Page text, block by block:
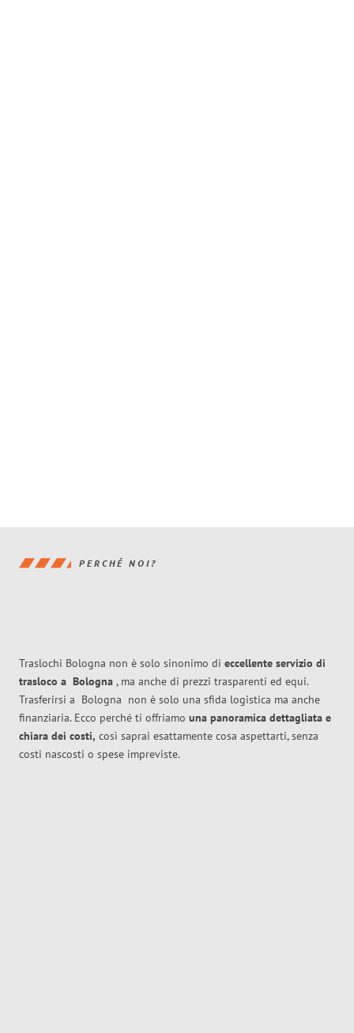
PERCHÉ NOI?
Traslochi Bologna non è solo sinonimo di eccellente servizio di
trasloco a Bologna , ma anche di prezzi trasparenti ed equi.
Trasferirsi a Bologna non è solo una sfida logistica ma anche
finanziaria. Ecco perché ti offriamo una panoramica dettagliata e
chiara dei costi, così saprai esattamente cosa aspettarti, senza
costi nascosti o spese impreviste.